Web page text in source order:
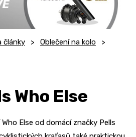
články
Oblečení na kolo
Who Else
Else od domácí značky Pells